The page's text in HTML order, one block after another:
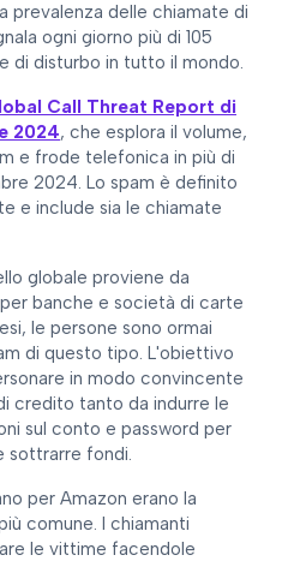
prevalenza delle chiamate di
ogni giorno più di 105
di disturbo in tutto il mondo.
Call Threat Report di
2024, che esplora il volume,
e frode telefonica in più di
2024. Lo spam è definito
e include sia le chiamate
globale proviene da
banche e società di carte
le persone sono ormai
di questo tipo. L'obiettivo
in modo convincente
credito tanto da indurre le
sul conto e password per
sottrarre fondi.
per Amazon erano la
comune. I chiamanti
le vittime facendole